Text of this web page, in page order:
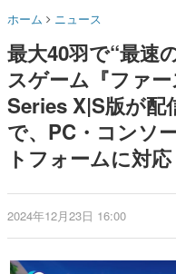
名作ゲームク
きます。
赫本
この物語を解
の形をした短
新世代に訊く
これからのデ
ゲーム世代
ゲームに多大
ScottGamesとの共同開発、
没入型のホラー体験も楽し
ホーム ニュース
最大40羽で“最速
スゲーム『ファ
Series X|S版が配
で、PC・コンソ
トフォームに対応
2024年12月23日 16:00